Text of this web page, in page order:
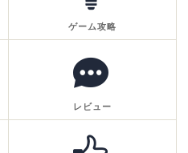
ゲーム攻略
レビュー